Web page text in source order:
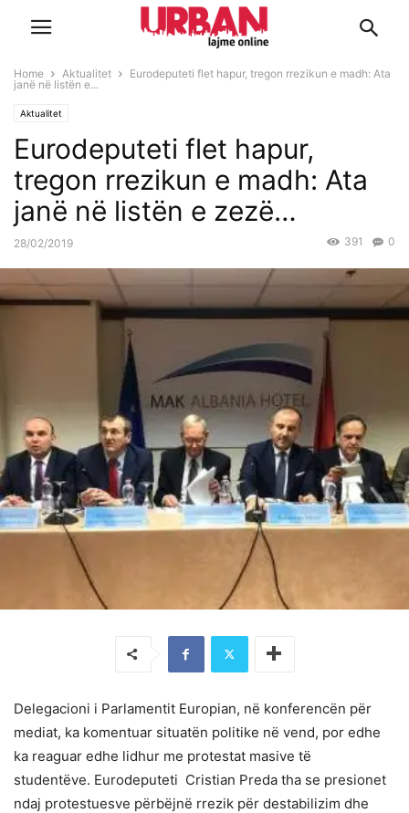
Home Aktualitet
Eurodeputeti flet hapur, tregon rrezikun e madh: Ata
janë në listën e...
Aktualitet
Eurodeputeti flet hapur,
tregon rrezikun e madh: Ata
janë në listën e zezë…
28/02/2019 0
391
Delegacioni i Parlamentit Europian, në konferencën për
mediat, ka komentuar situatën politike në vend, por edhe
ka reaguar edhe lidhur me protestat masive të
studentëve. Eurodeputeti Cristian Preda tha se presionet
ndaj protestuesve përbëjnë rrezik për destabilizim dhe